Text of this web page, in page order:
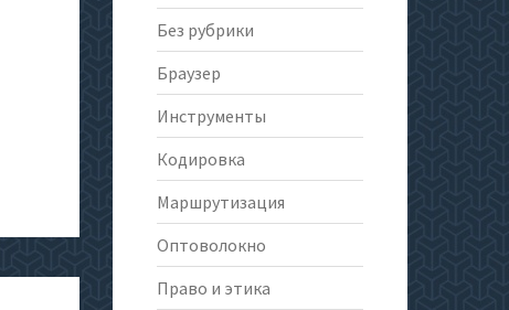
Без рубрики
Браузер
Инструменты
Кодировка
Маршрутизация
Оптоволокно
Право и этика